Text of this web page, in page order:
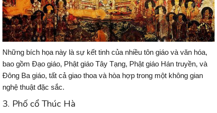
Những bích họa này là sự kết tinh của nhiều tôn giáo và văn hóa,
bao gồm Đạo giáo, Phật giáo Tây Tạng, Phật giáo Hán truyền, và
Đông Ba giáo, tất cả giao thoa và hòa hợp trong một không gian
nghệ thuật đặc sắc.
3. Phố cổ Thúc Hà